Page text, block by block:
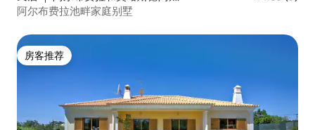
阿尔布费拉池畔家庭别墅
房客推荐
房客推荐